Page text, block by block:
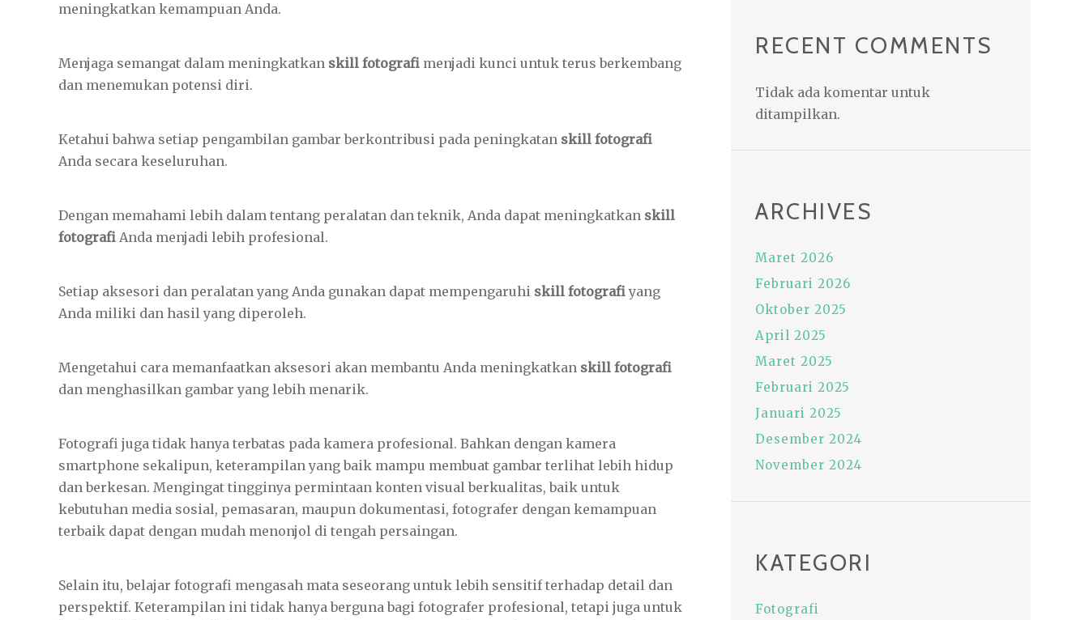
meningkatkan kemampuan Anda.
Menjaga semangat dalam meningkatkan skill fotografi menjadi kunci untuk terus berkembang
dan menemukan potensi diri.
Ketahui bahwa setiap pengambilan gambar berkontribusi pada peningkatan skill fotografi
Anda secara keseluruhan.
Dengan memahami lebih dalam tentang peralatan dan teknik, Anda dapat meningkatkan skill
fotografi Anda menjadi lebih profesional.
Setiap aksesori dan peralatan yang Anda gunakan dapat mempengaruhi skill fotografiyang
Anda miliki dan hasil yang diperoleh.
Mengetahui cara memanfaatkan aksesori akan membantu Anda meningkatkan skill fotografi
dan menghasilkan gambar yang lebih menarik.
Fotografi juga tidak hanya terbatas pada kamera profesional. Bahkan dengan kamera
smartphone sekalipun, keterampilan yang baik mampu membuat gambar terlihat lebih hidup
dan berkesan. Mengingat tingginya permintaan konten visual berkualitas, baik untuk
kebutuhan media sosial, pemasaran, maupun dokumentasi, fotografer dengan kemampuan
terbaik dapat dengan mudah menonjol di tengah persaingan.
Selain itu, belajar fotografi mengasah mata seseorang untuk lebih sensitif terhadap detail dan
perspektif. Keterampilan ini tidak hanya berguna bagi fotografer profesional, tetapi juga untuk
RECENT COMMENTS
Tidak ada komentar untuk
ditampilkan.
ARCHIVES
Maret 2026
Februari 2026
Oktober 2025
April 2025
Maret 2025
Februari 2025
Januari 2025
Desember 2024
November 2024
KATEGORI
Fotografi